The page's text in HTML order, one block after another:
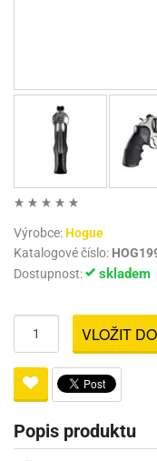
Výrobce:Hogue
Katalogové číslo:
Dostupnost:
skladem
VLOŽIT
Popis produktu